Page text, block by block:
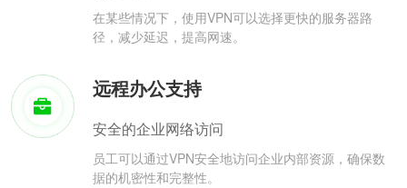
在某些情况下，使用VPN可以选择更快的服务器路
径，减少延迟，提高网速。
远程办公支持
安全的企业网络访问
员工可以通过VPN安全地访问企业内部资源，确保数
据的机密性和完整性。